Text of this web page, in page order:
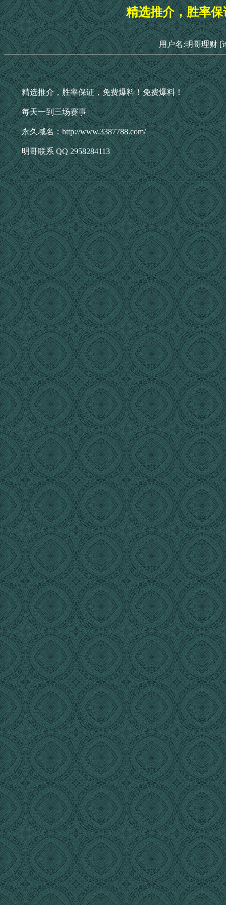
精选推介，胜率
用户名:明哥理财 [
精选推介，胜率保证，免费爆料！免费爆料！
每天一到三场赛事
永久域名：http://www.3387788.com/
明哥联系 QQ 2958284113